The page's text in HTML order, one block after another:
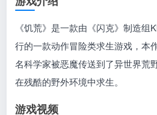
《饥荒》是一款由《闪克》制造组
行的一款动作冒险类求生游戏，本
名科学家被恶魔传送到了异世界荒
在残酷的野外环境中求生。
游戏视频